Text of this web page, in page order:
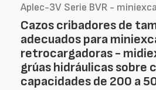
Aplec-3V Serie BVR -
Cazos cribadores de
adecuados para
retrocargadoras -
grúas hidráulicas sobre
capacidades de 200 a